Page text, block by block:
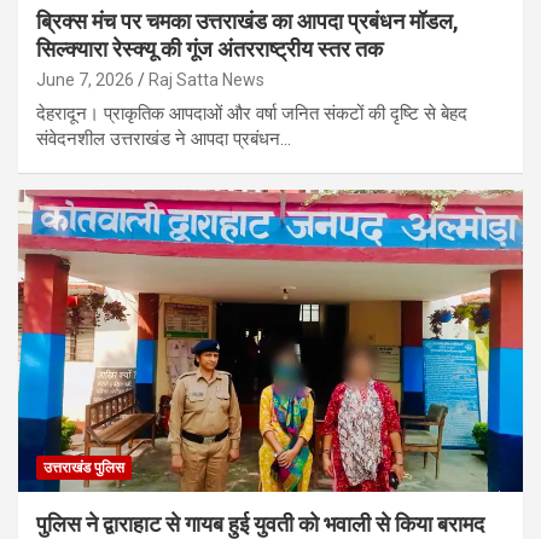
ब्रिक्स मंच पर चमका उत्तराखंड का आपदा प्रबंधन मॉडल,
सिल्क्यारा रेस्क्यू की गूंज अंतरराष्ट्रीय स्तर तक
June 7, 2026 Raj Satta News
देहरादून। प्राकृतिक आपदाओं और वर्षा जनित संकटों की दृष्टि से बेहद
संवेदनशील उत्तराखंड ने आपदा प्रबंधन…
उत्तराखंड पुलिस
पुलिस ने द्वाराहाट से गायब हुई युवती को भवाली से किया बरामद